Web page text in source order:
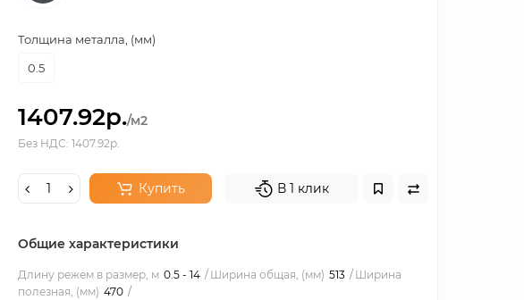
Толщина металла, (мм)
0.5
1407.92р./м2
Без НДС: 1407.92р.
Купить В 1 клик
Общие характеристики
Длину режем в размер, м 0.5 - 14 Ширина общая, (мм) 513
Ширина
полезная, (мм) 470